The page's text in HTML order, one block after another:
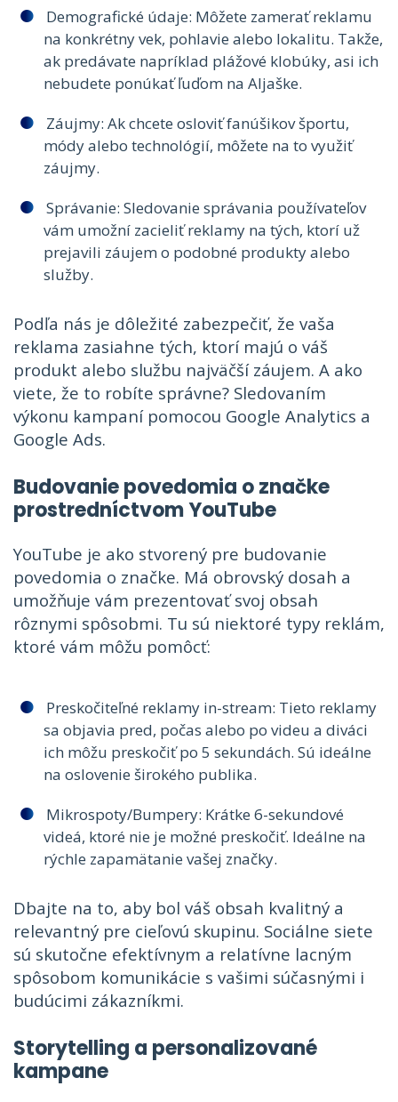
Demografické údaje: Môžete zamerať reklamu
na konkrétny vek, pohlavie alebo lokalitu. Takže,
ak predávate napríklad plážové klobúky, asi ich
nebudete ponúkať ľuďom na Aljaške.
Záujmy: Ak chcete osloviť fanúšikov športu,
módy alebo technológií, môžete na to využiť
záujmy.
Správanie: Sledovanie správania používateľov
vám umožní zacieliť reklamy na tých, ktorí už
prejavili záujem o podobné produkty alebo
služby.
Podľa nás je dôležité zabezpečiť, že vaša
reklama zasiahne tých, ktorí majú o váš
produkt alebo službu najväčší záujem. A ako
viete, že to robíte správne? Sledovaním
výkonu kampaní pomocou Google Analytics a
Google Ads.
Budovanie povedomia o značke
prostredníctvom YouTube
YouTube je ako stvorený pre budovanie
povedomia o značke. Má obrovský dosah a
umožňuje vám prezentovať svoj obsah
rôznymi spôsobmi. Tu sú niektoré typy reklám,
ktoré vám môžu pomôcť:
Preskočiteľné reklamy in-stream: Tieto reklamy
sa objavia pred, počas alebo po videu a diváci
ich môžu preskočiť po 5 sekundách. Sú ideálne
na oslovenie širokého publika.
Mikrospoty/Bumpery: Krátke 6-sekundové
videá, ktoré nie je možné preskočiť. Ideálne na
rýchle zapamätanie vašej značky.
Dbajte na to, aby bol váš obsah kvalitný a
relevantný pre cieľovú skupinu. Sociálne siete
sú skutočne efektívnym a relatívne lacným
spôsobom komunikácie s vašimi súčasnými i
budúcimi zákazníkmi.
Storytelling a personalizované
kampane